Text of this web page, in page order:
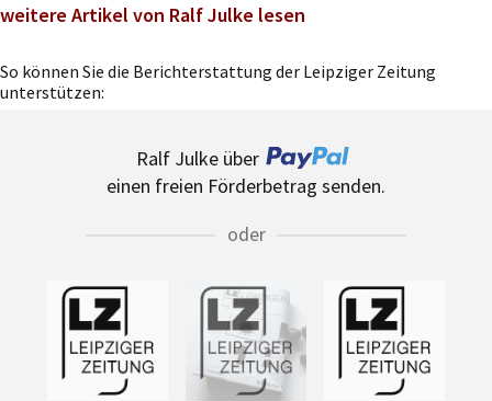
weitere Artikel von Ralf Julke lesen
So können Sie die Berichterstattung der Leipziger Zeitung
unterstützen:
Ralf Julke über
einen freien Förderbetrag senden.
oder